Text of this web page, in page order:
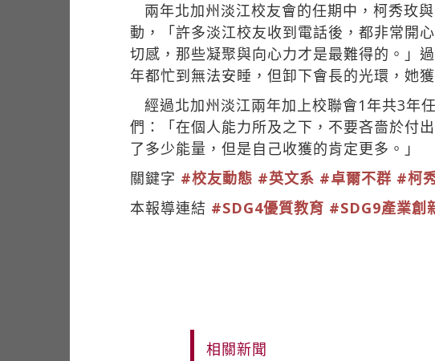
兩年北加州淡江校友會的任期中，柯秀玫
動，「許多淡江校友收到電話後，都非常開
切感，那些凝聚與向心力才是最難得的。」
年都忙到無法安睡，但卸下會長的光環，她
經過北加州淡江兩年加上校聯會1年共3年
們：「在個人能力所及之下，不要吝嗇於付
了多少能量，但是自己收獲的肯定更多。」
關鍵字 #校友動態 #英文系 #卓爾不群 #柯
本報導連結 #SDG4優質教育 #SDG9產業創
相關新聞